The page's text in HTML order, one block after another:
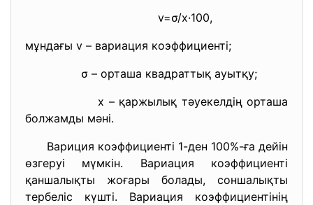
v=σ/x·100,
мұндағы v – вариация коэффициенті;
σ – орташа квадраттық ауытқу;
x – қаржылық тәуекелдің орташа
болжамды мәні.
Вариция коэффициенті 1-ден 100%-ға дейін
өзгеруі мүмкін. Вариация коэффициенті
қаншалықты жоғары болады, соншалықты
тербеліс күшті. Вариация коэффициентінің